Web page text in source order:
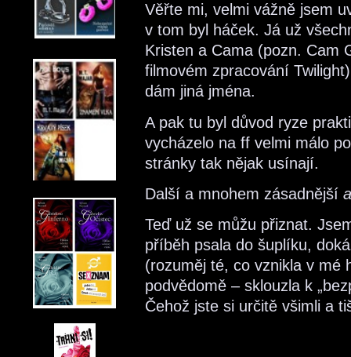
Věřte mi, velmi vážně jsem
v tom byl háček. Já už
Kristen a Cama (pozn. Cam
filmovém zpracování
dám jiná jména.
A pak tu byl důvod ryze
vycházelo na ff velmi málo
stránky tak nějak usínají.
Další a mnohem zásadnější
Teď už se můžu přiznat.
příběh psala do šuplíku,
(rozuměj té, co vznikla v mé
podvědomě – sklouzla k
Čehož jste si určitě všimli a